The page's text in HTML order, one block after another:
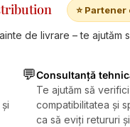
⭐
de livrare – te ajutăm
💬Consultanță
Te ajutăm să verifici
compatibilitatea și
ca să eviți retururi